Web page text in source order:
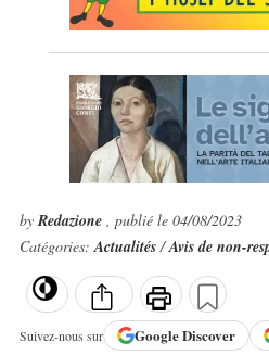
byRedazione , publié le 04/08/2023
Catégories:Actualités/Avis de non-
Suivez-nous sur GoogleDiscover